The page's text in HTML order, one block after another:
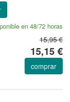
en 48/72 horas
15,95 €
15,15 €
comprar